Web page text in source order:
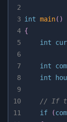
2
3
4
5
6
7
8
9
10
11
int main( )
{
int
int
int
// If
if
(